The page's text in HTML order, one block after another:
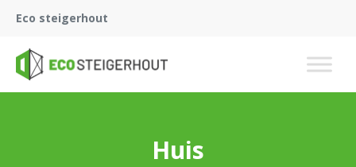
Eco steigerhout
Huis